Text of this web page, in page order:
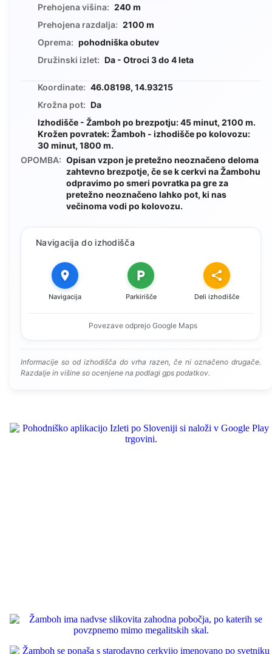
Prehojena višina: 240 m
Prehojena razdalja: 2100 m
Oprema: pohodniška obutev
Družinski izlet: Da - Otroci 3 do 4 leta
Koordinate: 46.08198, 14.93215
Krožna pot: Da
Izhodišče - Žamboh po brezpotju: 45 minut, 2100 m.
Krožen povratek: Žamboh - izhodišče po kolovozu:
30 minut, 1800 m.
OPOMBA: Opisan vzpon je pretežno neoznačeno deloma
zahtevno brezpotje, če se k cerkvi na Žambohu
odpravimo po smeri povratka pa gre za
pretežno neoznačeno lahko pot, ki nas
večinoma vodi po kolovozu.
Navigacija do izhodišča
Navigacija Parkirišče Deli izhodišče
Povezave odprejo Google Maps
Informacije so od izhodišča do vrha razen, če ni označeno drugače.
Razdalje in višine so ocenjene na podlagi gps podatkov.